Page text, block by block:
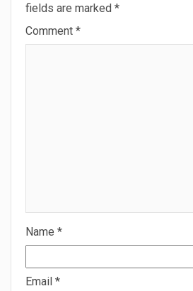
fields are marked *
Comment *
Name *
Email *